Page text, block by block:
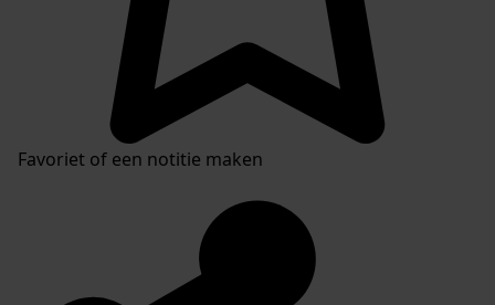
Favoriet of een notitie maken